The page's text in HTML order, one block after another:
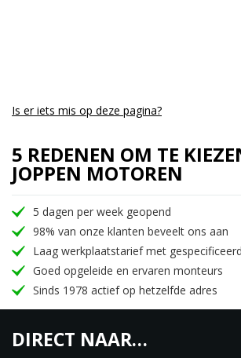
Is er iets mis op deze pagina?
5 REDENEN OM TE
JOPPEN MOTOREN
5 dagen per week geopend
98% van onze klanten beveelt ons aan
Laag werkplaatstarief met
Goed opgeleide en ervaren monteurs
Sinds 1978 actief op hetzelfde adres
DIRECT NAAR…